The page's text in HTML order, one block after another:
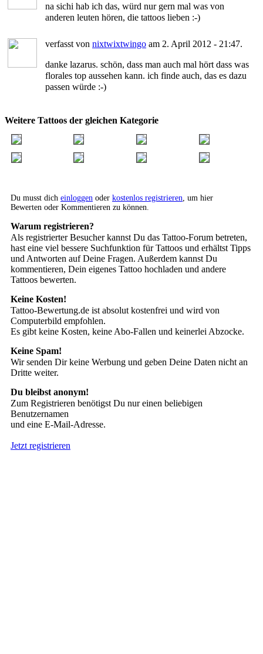
na sichi hab ich das, würd nur gern mal was von
anderen leuten hören, die tattoos lieben :-)
verfasst von nixtwixtwingo am 2. April 2012 - 21:47.
danke lazarus. schön, dass man auch mal hört dass was
florales top aussehen kann. ich finde auch, das es dazu
passen würde :-)
Weitere Tattoos der gleichen Kategorie
Du musst dich einloggen oder kostenlos registrieren , um hier
Bewerten oder Kommentieren zu können.
Warum registrieren?
Als registrierter Besucher kannst Du das Tattoo-Forum betreten,
hast eine viel bessere Suchfunktion für Tattoos und erhältst Tipps
und Antworten auf Deine Fragen. Außerdem kannst Du
kommentieren, Dein eigenes Tattoo hochladen und andere
Tattoos bewerten.
Keine Kosten!
Tattoo-Bewertung.de ist absolut kostenfrei und wird von
Computerbild empfohlen.
Es gibt keine Kosten, keine Abo-Fallen und keinerlei Abzocke.
Keine Spam!
Wir senden Dir keine Werbung und geben Deine Daten nicht an
Dritte weiter.
Du bleibst anonym!
Zum Registrieren benötigst Du nur einen beliebigen
Benutzernamen
und eine E-Mail-Adresse.
Jetzt registrieren